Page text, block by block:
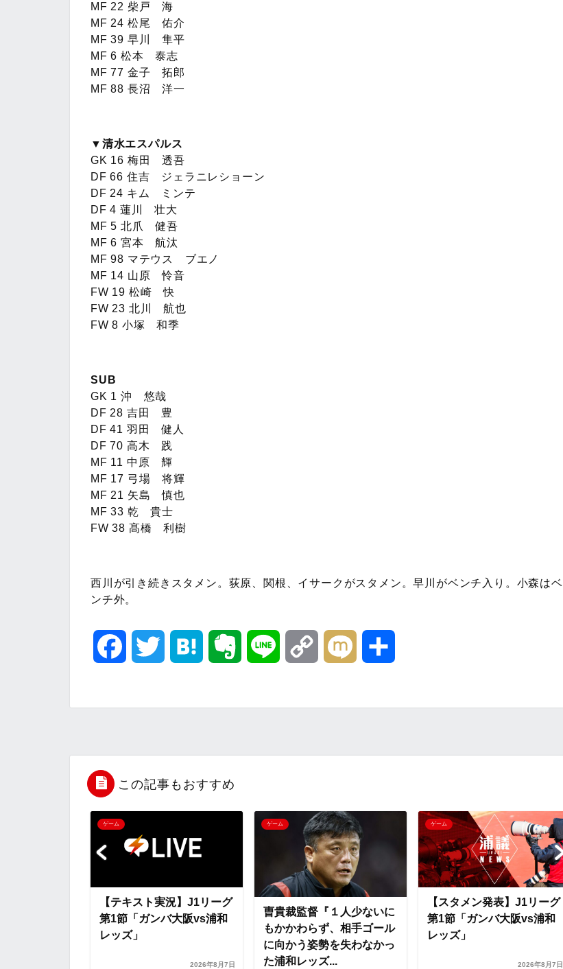
MF 22 柴戸 海
MF 24 松尾 佑介
MF 39 早川 隼平
MF 6 松本 泰志
MF 77 金子 拓郎
MF 88 長沼 洋一
▼清水エスパルス
GK 16 梅田 透吾
DF 66 住吉 ジェラニレショーン
DF 24 キム ミンテ
DF 4 蓮川 壮大
MF 5 北爪 健吾
MF 6 宮本 航汰
MF 98 マテウス ブエノ
MF 14 山原 怜音
FW 19 松崎 快
FW 23 北川 航也
FW 8 小塚 和季
SUB
GK 1 沖 悠哉
DF 28 吉田 豊
DF 41 羽田 健人
DF 70 高木 践
MF 11 中原 輝
MF 17 弓場 将輝
MF 21 矢島 慎也
MF 33 乾 貴士
FW 38 髙橋 利樹
西川が引き続きスタメン。荻原、関根、イサークがスタメン。早川がベンチ入り。小森はベ
ンチ外。
b
o
o
t
e
n
a o i
n
k
この記事もおすすめ
ゲーム
【テキスト実況】J1リーグ
第1節「ガンバ大阪vs浦和
レッズ」
2026年8月7日
ゲーム
曺貴裁監督『１人少ないに
もかかわらず、相手ゴール
に向かう姿勢を失わなかっ
た浦和レッズ...
ゲーム
【スタメン発表】J1リーグ
第1節「ガンバ大阪vs浦和
レッズ」
2026年8月7日